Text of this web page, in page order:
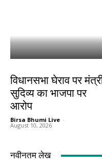
विधानसभा घेराव पर
सुदिव्य का भाजपा पर
आरोप
Birsa Bhumi Live -
August 10, 2026
नवीनतम लेख